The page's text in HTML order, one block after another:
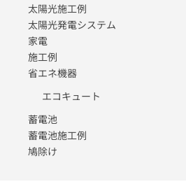
太陽光施工例
太陽光発電システム
家電
施工例
省エネ機器
エコキュート
蓄電池
蓄電池施工例
鳩除け